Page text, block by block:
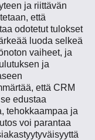
ja riittävän
että
odotetut tulokset
luoda selkeä
vaiheet, ja
ja
että CRM
edustaa
tehokkaampaa ja
voi parantaa